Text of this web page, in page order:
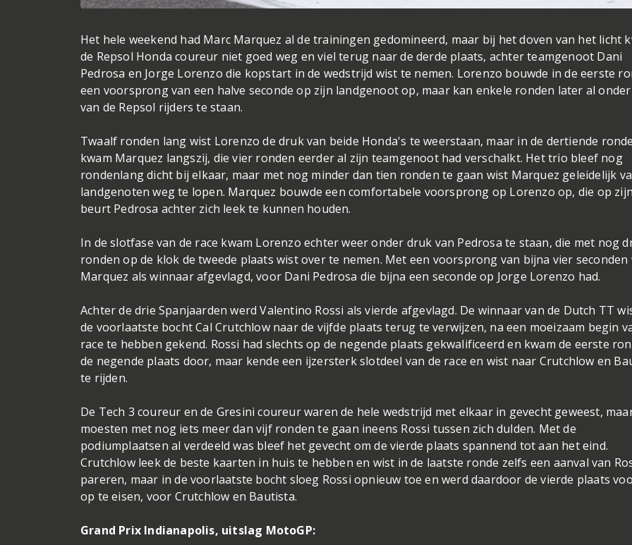
Het hele weekend had Marc Marquez al de trainingen gedomineerd, maar bij het doven van het licht
de Repsol Honda coureur niet goed weg en viel terug naar de derde plaats, achter teamgenoot Dani
Pedrosa en Jorge Lorenzo die kopstart in de wedstrijd wist te nemen. Lorenzo bouwde in de eerste
een voorsprong van een halve seconde op zijn landgenoot op, maar kan enkele ronden later al
van de Repsol rijders te staan.
Twaalf ronden lang wist Lorenzo de druk van beide Honda's te weerstaan, maar in de dertiende ronde
kwam Marquez langszij, die vier ronden eerder al zijn teamgenoot had verschalkt. Het trio bleef nog
rondenlang dicht bij elkaar, maar met nog minder dan tien ronden te gaan wist Marquez geleidelijk
landgenoten weg te lopen. Marquez bouwde een comfortabele voorsprong op Lorenzo op, die op zijn
beurt Pedrosa achter zich leek te kunnen houden.
In de slotfase van de race kwam Lorenzo echter weer onder druk van Pedrosa te staan, die met nog
ronden op de klok de tweede plaats wist over te nemen. Met een voorsprong van bijna vier seconden
Marquez als winnaar afgevlagd, voor Dani Pedrosa die bijna een seconde op Jorge Lorenzo had.
Achter de drie Spanjaarden werd Valentino Rossi als vierde afgevlagd. De winnaar van de Dutch TT
de voorlaatste bocht Cal Crutchlow naar de vijfde plaats terug te verwijzen, na een moeizaam begin
race te hebben gekend. Rossi had slechts op de negende plaats gekwalificeerd en kwam de eerste
de negende plaats door, maar kende een ijzersterk slotdeel van de race en wist naar Crutchlow en
te rijden.
De Tech 3 coureur en de Gresini coureur waren de hele wedstrijd met elkaar in gevecht geweest,
moesten met nog iets meer dan vijf ronden te gaan ineens Rossi tussen zich dulden. Met de
podiumplaatsen al verdeeld was bleef het gevecht om de vierde plaats spannend tot aan het eind.
Crutchlow leek de beste kaarten in huis te hebben en wist in de laatste ronde zelfs een aanval van
pareren, maar in de voorlaatste bocht sloeg Rossi opnieuw toe en werd daardoor de vierde plaats
op te eisen, voor Crutchlow en Bautista.
Grand Prix Indianapolis, uitslag MotoGP: